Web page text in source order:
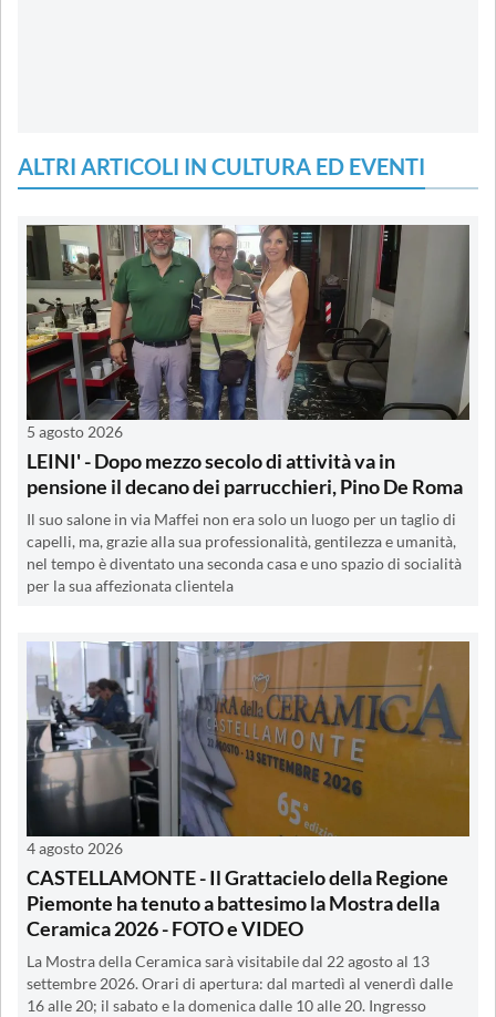
ALTRI ARTICOLI IN CULTURA ED EVENTI
5 agosto 2026
LEINI' - Dopo mezzo secolo di attività va in
pensione il decano dei parrucchieri, Pino De Roma
Il suo salone in via Maffei non era solo un luogo per un taglio di
capelli, ma, grazie alla sua professionalità, gentilezza e umanità,
nel tempo è diventato una seconda casa e uno spazio di socialità
per la sua affezionata clientela
4 agosto 2026
CASTELLAMONTE - Il Grattacielo della Regione
Piemonte ha tenuto a battesimo la Mostra della
Ceramica 2026 - FOTO e VIDEO
La Mostra della Ceramica sarà visitabile dal 22 agosto al 13
settembre 2026. Orari di apertura: dal martedì al venerdì dalle
16 alle 20; il sabato e la domenica dalle 10 alle 20. Ingresso